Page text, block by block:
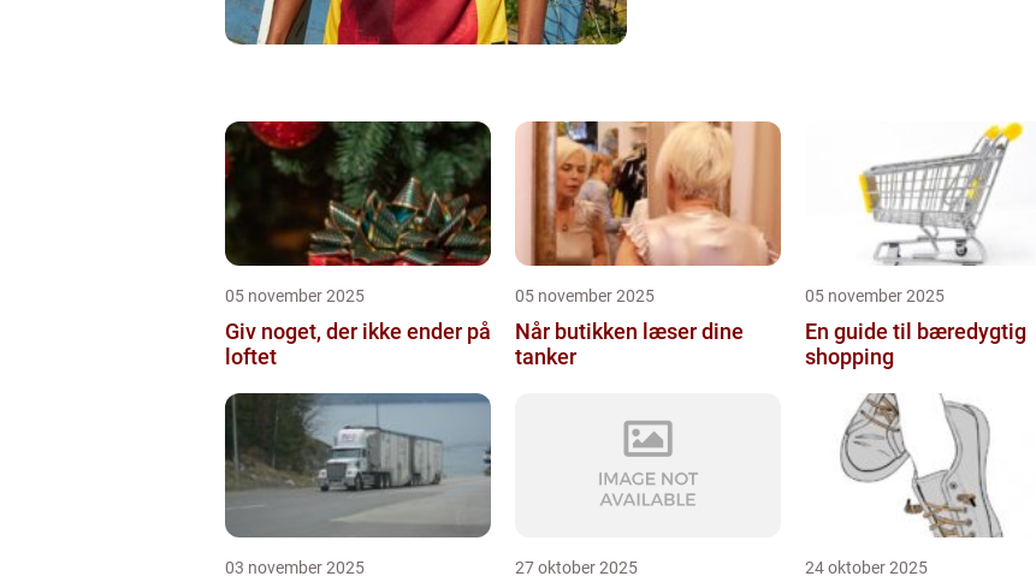
05 november 2025
Giv noget, der ikke ender på
loftet
05 november 2025
Når butikken læser dine
tanker
05 november 2025
En guide til bæredygtig
shopping
03 november 2025 27 oktober 2025 24 oktober 2025